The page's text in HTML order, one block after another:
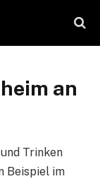
an
Trinken
Beispiel im